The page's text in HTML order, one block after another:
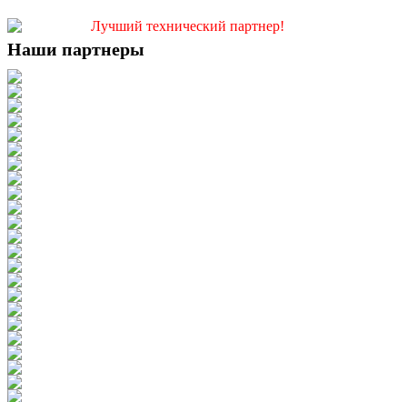
Лучший технический партнер!
Наши партнеры